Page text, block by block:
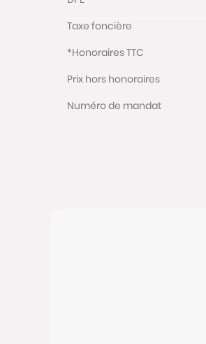
Taxe foncière
*Honoraires TTC
Prix hors honoraires
Numéro de mandat